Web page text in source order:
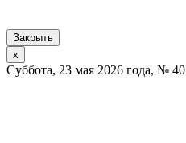
Закрыть
x
Суббота, 23 мая 2026 года, № 40